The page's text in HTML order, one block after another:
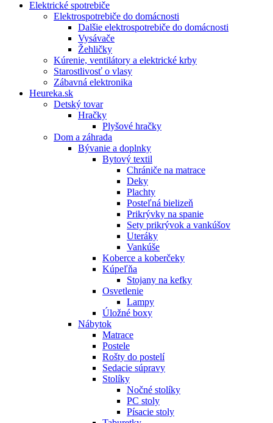
Elektrické spotrebiče
Elektrospotrebiče do domácnosti
Dalšie elektrospotrebiče do domácnosti
Vysávače
Žehličky
Kúrenie, ventilátory a elektrické krby
Starostlivosť o vlasy
Zábavná elektronika
Heureka.sk
Detský tovar
Hračky
Plyšové hračky
Dom a záhrada
Bývanie a doplnky
Bytový textil
Chrániče na matrace
Deky
Plachty
Posteľná bielizeň
Prikrývky na spanie
Sety prikrývok a vankúšov
Uteráky
Vankúše
Koberce a koberčeky
Kúpeľňa
Stojany na kefky
Osvetlenie
Lampy
Úložné boxy
Nábytok
Matrace
Postele
Rošty do postelí
Sedacie súpravy
Stolíky
Nočné stolíky
PC stoly
Písacie stoly